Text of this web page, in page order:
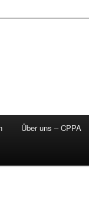
Über uns – CPPA